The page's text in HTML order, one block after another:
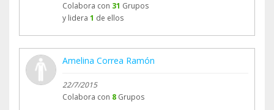
Colabora con 31 Grupos
y lidera 1 de ellos
Amelina Correa Ramón
22/7/2015
Colabora con 8 Grupos